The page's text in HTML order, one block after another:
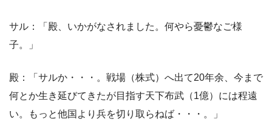
サル：「殿、いかがなされました。何やら憂鬱なご様
子。」
殿：「サルか・・・。戦場（株式）へ出て20年余、今まで
何とか生き延びてきたが目指す天下布武（1億）には程遠
い。もっと他国より兵を切り取らねば・・・。」